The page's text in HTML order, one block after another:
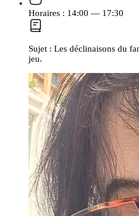
Horaires : 14:00 — 17:30
Sujet : Les déclinaisons du
jeu.